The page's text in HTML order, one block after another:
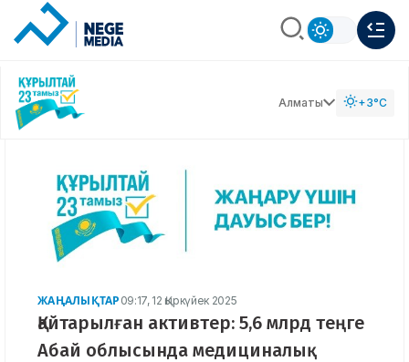
Алматы +3°C
ЖАҢАЛЫҚТАР 09:17, 12 Қыркүйек 2025
Қайтарылған активтер: 5,6 млрд теңге
Абай облысында медициналық